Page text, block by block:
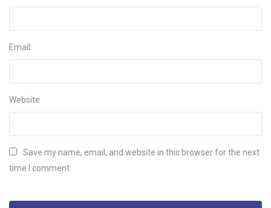
Email:
Website
Save my name, email, and website in this browser for the next
time I comment.